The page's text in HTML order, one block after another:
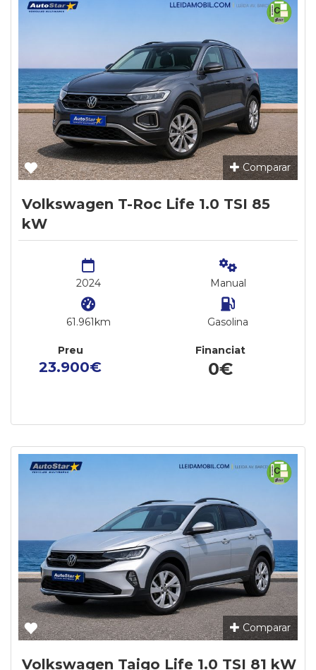
Comparar
Volkswagen T-Roc Life 1.0 TSI 85
kW
2024
61.961km
Manual
Gasolina
Preu
23.900€
Financiat
0€
Comparar
Volkswagen Taigo Life 1.0 TSI 81 kW